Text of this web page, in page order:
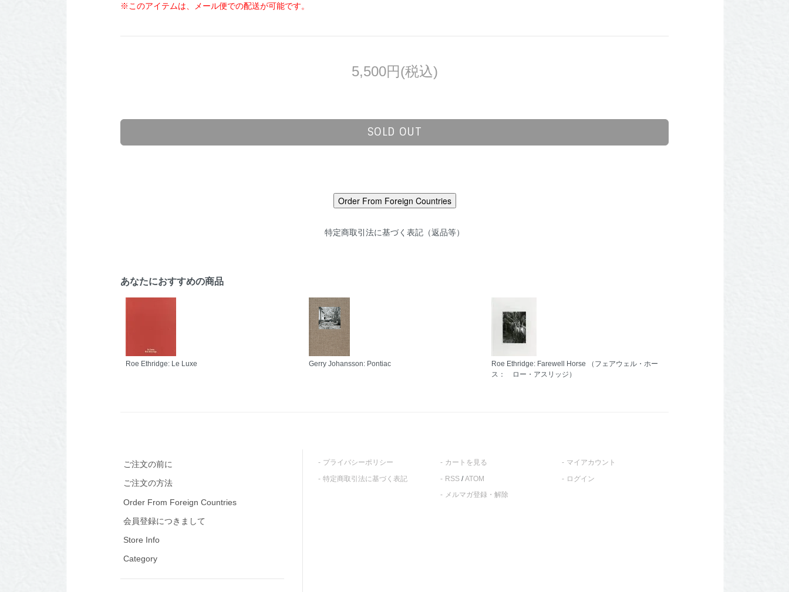
※このアイテムは、メール便での配送が可能です。
5,500円(税込)
SOLD OUT
特定商取引法に基づく表記（返品等）
あなたにおすすめの商品
Roe Ethridge: Le Luxe Gerry Johansson: Pontiac
Roe Ethridge: Farewell Horse （フェアウェル・ホー
ス： ロー・アスリッジ）
ご注文の前に
ご注文の方法
Order From Foreign Countries
会員登録につきまして
Store Info
Category
プライバシーポリシー
特定商取引法に基づく表記
カートを見る
RSS/ATOM
メルマガ登録・解除
マイアカウント
ログイン